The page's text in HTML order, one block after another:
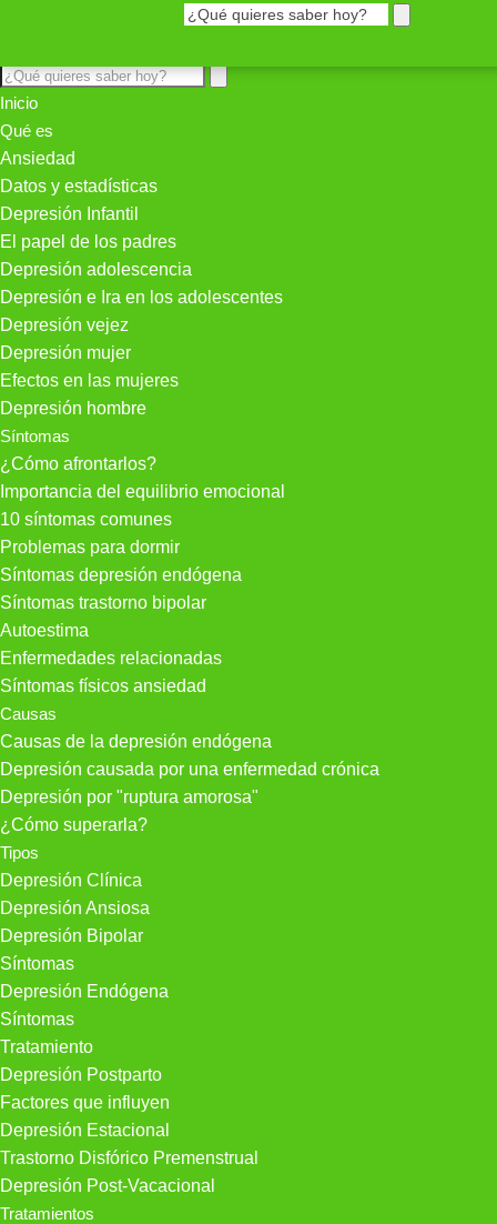
Inicio
Qué es
Ansiedad
Datos y estadísticas
Depresión Infantil
El papel de los padres
Depresión adolescencia
Depresión e Ira en los adolescentes
Depresión vejez
Depresión mujer
Efectos en las mujeres
Depresión hombre
Síntomas
¿Cómo afrontarlos?
Importancia del equilibrio emocional
10 síntomas comunes
Problemas para dormir
Síntomas depresión endógena
Síntomas trastorno bipolar
Autoestima
Enfermedades relacionadas
Síntomas físicos ansiedad
Causas
Causas de la depresión endógena
Depresión causada por una enfermedad crónica
Depresión por "ruptura amorosa"
¿Cómo superarla?
Tipos
Depresión Clínica
Depresión Ansiosa
Depresión Bipolar
Síntomas
Depresión Endógena
Síntomas
Tratamiento
Depresión Postparto
Factores que influyen
Depresión Estacional
Trastorno Disfórico Premenstrual
Depresión Post-Vacacional
Tratamientos